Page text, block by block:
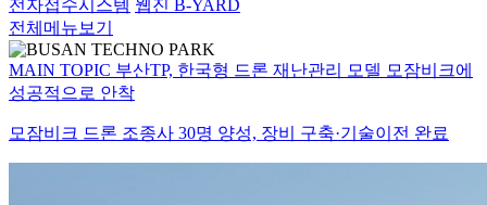
전자접수시스템 웹진 B-YARD
전체메뉴보기
MAIN TOPIC 부산TP, 한국형 드론 재난관리 모델 모잠비크에
성공적으로 안착
모잠비크 드론 조종사 30명 양성, 장비 구축·기술이전 완료